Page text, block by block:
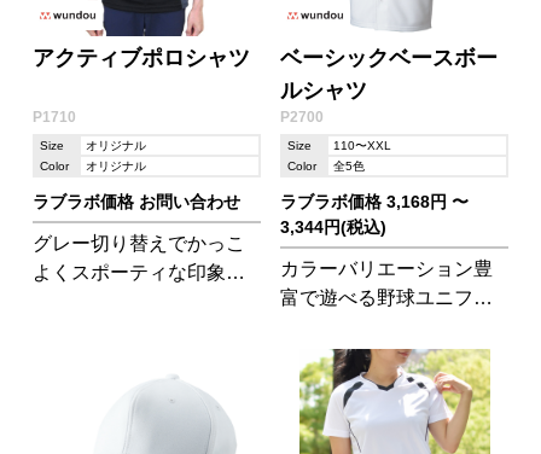
アクティブポロシャツ
P1710
Size
オリジナル
Color
オリジナル
ラブラボ価格 お問い合わせ
グレー切り替えでかっこ
よくスポーティな印象に!
使用頂けます。
ベーシックベースボー
ルシャツ
P2700
Size
110〜XXL
Color
全5色
ラブラボ価格 3,168円 〜
3,344円(税込)
カラーバリエーション豊
富で遊べる野球ユニフォ
汚れはご家庭で落とせま
す。